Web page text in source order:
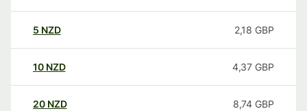
5 NZD 2,18 GBP
10 NZD 4,37 GBP
20 NZD 8,74 GBP